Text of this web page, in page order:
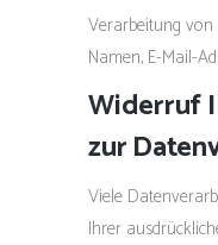
Verarbeitung von
Namen, E-Mail-
Widerruf
zur
Viele
Ihrer